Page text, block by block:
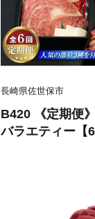
長崎県佐世保市
B420 《定期便
バラエティー【6